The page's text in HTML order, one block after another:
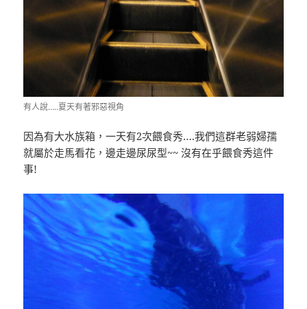
有人說…..夏天有著邪惡視角
因為有大水族箱，一天有2次餵食秀….我們這群老弱婦孺
就屬於走馬看花，邊走邊尿尿型~~ 沒有在乎餵食秀這件
事!